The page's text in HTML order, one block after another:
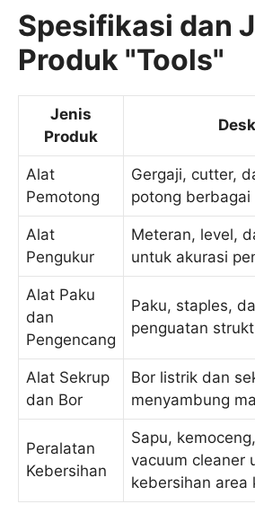
Spesifikasi dan
Produk "Tools"
Jenis
Produk
Alat
Pemotong
Gergaji, cutter,
potong berbagai
Alat
Pengukur
Meteran, level,
untuk akurasi
Alat Paku
dan
Pengencang
Paku, staples,
penguatan
Alat Sekrup
dan Bor
Bor listrik dan
menyambung
Peralatan
Kebersihan
Sapu,
vacuum cleaner
kebersihan area